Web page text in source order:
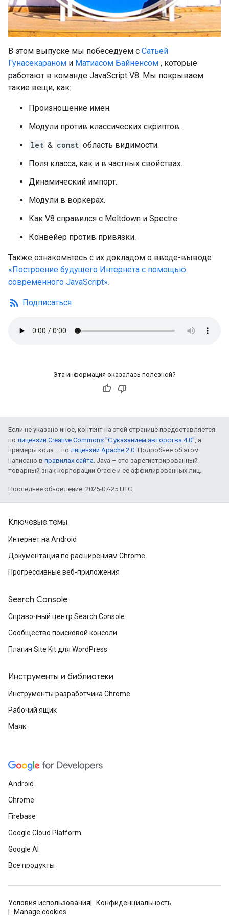
В этом выпуске мы побеседуем с Сатьей
Гунасекараном и Матиасом Байненсом , которые
работают в команде JavaScript V8. Мы покрываем
такие вещи, как:
Произношение имен.
Модули против классических скриптов.
let & const область видимости.
Поля класса, как и в частных свойствах.
Динамический импорт.
Модули в воркерах.
Как V8 справился с Meltdown и Spectre.
Конвейер против привязки.
Также ознакомьтесь с их докладом о вводе-выводе
«Построение будущего Интернета с помощью
современного JavaScript».
rss_feed Подписаться
Эта информация оказалась полезной?
Если не указано иное, контент на этой странице предоставляется
по лицензии Creative Commons "С указанием авторства 4.0", а
примеры кода – по лицензии Apache 2.0. Подробнее об этом
написано в правилах сайта. Java – это зарегистрированный
товарный знак корпорации Oracle и ее аффилированных лиц.
Последнее обновление: 2025-07-25 UTC.
Ключевые темы
Интернет на Android
Документация по расширениям Chrome
Прогрессивные веб-приложения
Search Console
Справочный центр Search Console
Сообщество поисковой консоли
Плагин Site Kit для WordPress
Инструменты и библиотеки
Инструменты разработчика Chrome
Рабочий ящик
Маяк
Android
Chrome
Firebase
Google Cloud Platform
Google AI
Все продукты
Условия использования
Конфиденциальность
Manage cookies